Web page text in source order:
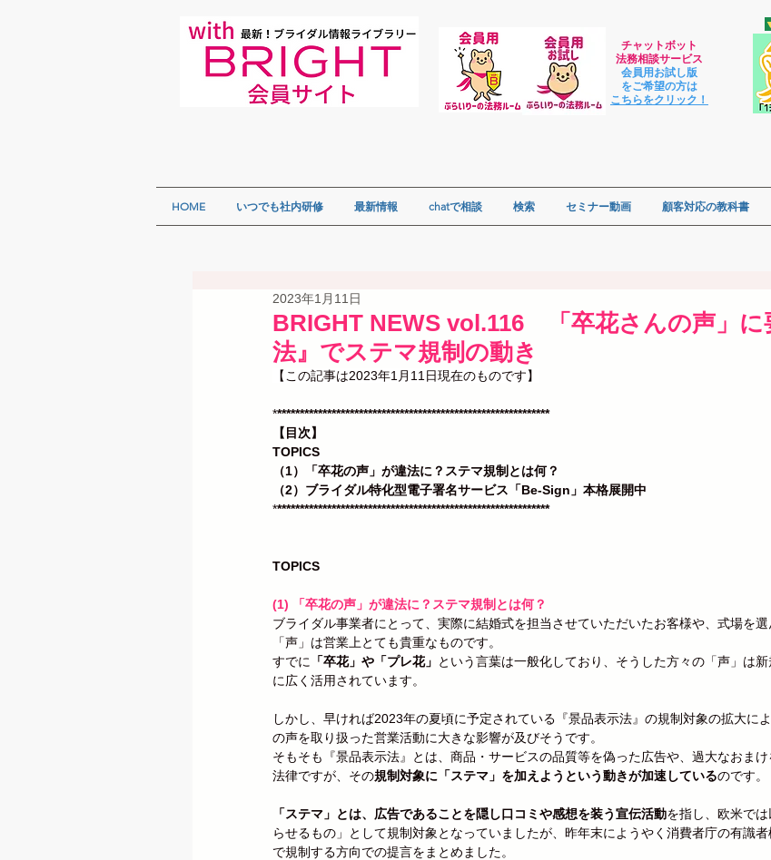
チャットボット
法務相談サービス
会員用お試し版
をご希望の方は
​こちらをクリック！
HOME いつでも社内研修 最新情報 chatで相談 検索 セミナー動画 顧客対応の教科書
BRIGHT NEWS vol.116 「卒花さんの声」に
法』でステマ規制の動き
2023年1月11日
【この記事は2023年1月11日現在のものです】
*************************************************************
【目次】
TOPICS
（1）「卒花の声」が違法に？ステマ規制とは何？
（2）ブライダル特化型電子署名サービス「Be-Sign」本格展開中
*************************************************************
TOPICS
(1) 「卒花の声」が違法に？ステマ規制とは何？
ブライダル事業者にとって、実際に結婚式を担当させていただいたお客様や、式場を
「声」は営業上とても貴重なものです。
すでに
「卒花」や「プレ花」 という言葉は一般化しており、そうした方々の「声」は
に広く活用されています。
しかし、早ければ2023年の夏頃に予定されている『景品表示法』の規制対象の拡大に
の声を取り扱った営業活動に大きな影響が及びそうです。
そもそも『景品表示法』とは、商品・サービスの品質等を偽った広告や、過大なおま
法律ですが、その規制対象に「ステマ」を加えようという動きが加速しているのです。
「ステマ」とは、広告であることを隠し口コミや感想を装う宣伝活動を指し、欧米で
らせるもの」として規制対象となっていましたが、昨年末にようやく消費者庁の有識
で規制する方向での提言をまとめました。